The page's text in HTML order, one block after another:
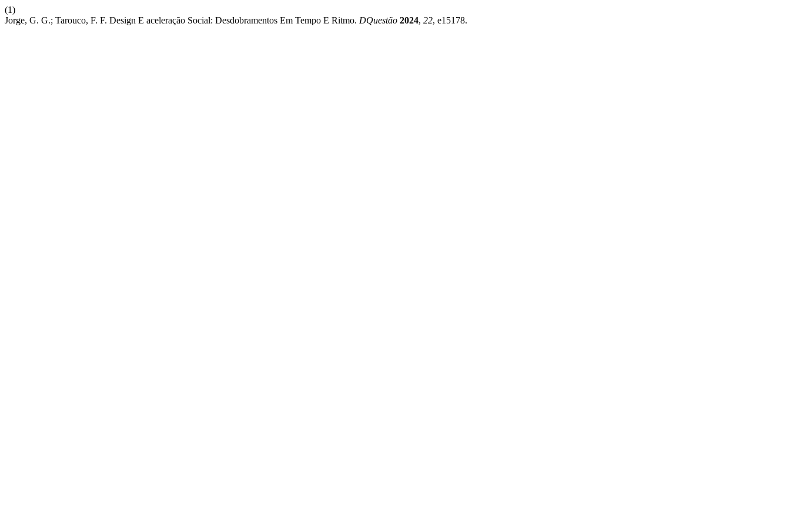
(1)
Jorge, G. G.; Tarouco, F. F. Design E aceleração Social: Desdobramentos Em Tempo E Ritmo. DQuestão 2024, 22, e15178.